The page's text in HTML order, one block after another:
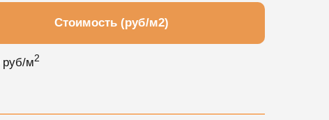
Стоимость (руб/м2)
руб/м2